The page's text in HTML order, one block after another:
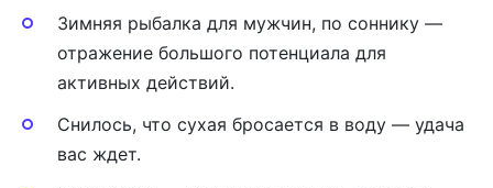
Зимняя рыбалка для мужчин, по соннику —
отражение большого потенциала для
активных действий.
Снилось, что сухая бросается в воду — удача
вас ждет.